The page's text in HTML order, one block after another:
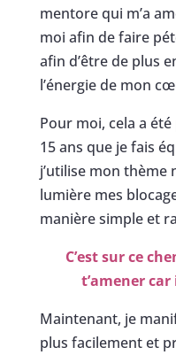
mentore qui m’a
moi afin de faire
afin d’être de plus
l’énergie de mon
Pour moi, cela a
15 ans que je fais
j’utilise mon
lumière mes
manière simple et
C’est sur ce
t’amener
Maintenant, je
plus facilement et